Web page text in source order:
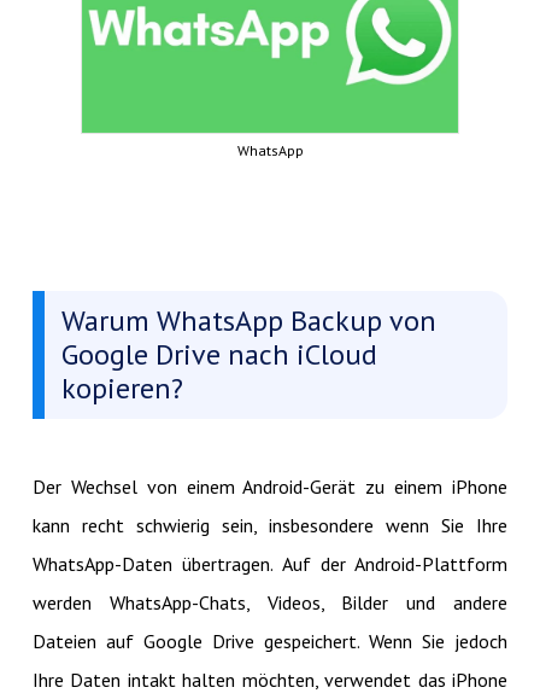
WhatsApp
Warum WhatsApp Backup von
Google Drive nach iCloud
kopieren?
Der Wechsel von einem Android-Gerät zu einem iPhone
kann recht schwierig sein, insbesondere wenn Sie Ihre
WhatsApp-Daten übertragen. Auf der Android-Plattform
werden WhatsApp-Chats, Videos, Bilder und andere
Dateien auf Google Drive gespeichert. Wenn Sie jedoch
Ihre Daten intakt halten möchten, verwendet das iPhone